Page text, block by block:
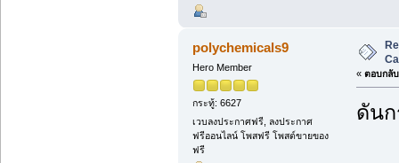
polychemicals9
Hero Member
กระทู้: 6627
เวบลงประกาศฟรี, ลงประกาศ
ฟรีออนไลน์ โพสฟรี โพสต์ขายของ
ฟรี
« ตอบกลั
ดัน